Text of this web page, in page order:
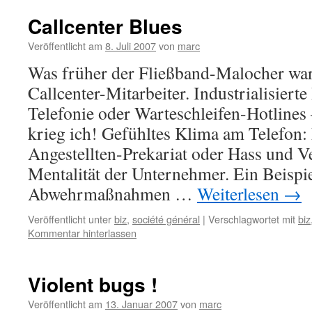
Callcenter Blues
Veröffentlicht am 8. Juli 2007von marc
Was früher der Fließband-Malocher
Callcenter-Mitarbeiter.
Telefonie oder Warteschleifen-Hotlines
krieg ich! Gefühltes Klima am
Angestellten-Prekariat oder Hass und
Mentalität der Unternehmer. Ein
Abwehrmaßnahmen … Weiterlesen →
Veröffentlicht unterbiz, société général | Verschlagwortet mitbiz
Kommentar hinterlassen
Violent bugs !
Veröffentlicht am 13. Januar 2007von marc